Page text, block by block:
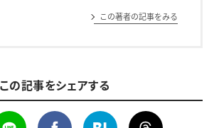
この著者の記事をみる
この記事をシェアする